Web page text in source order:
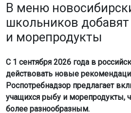
В меню
школьников
и морепродукты
С 1 сентября 2026 года в
действовать новые
Роспотребнадзор предлагает
учащихся рыбу и морепродукты,
более разнообразным.